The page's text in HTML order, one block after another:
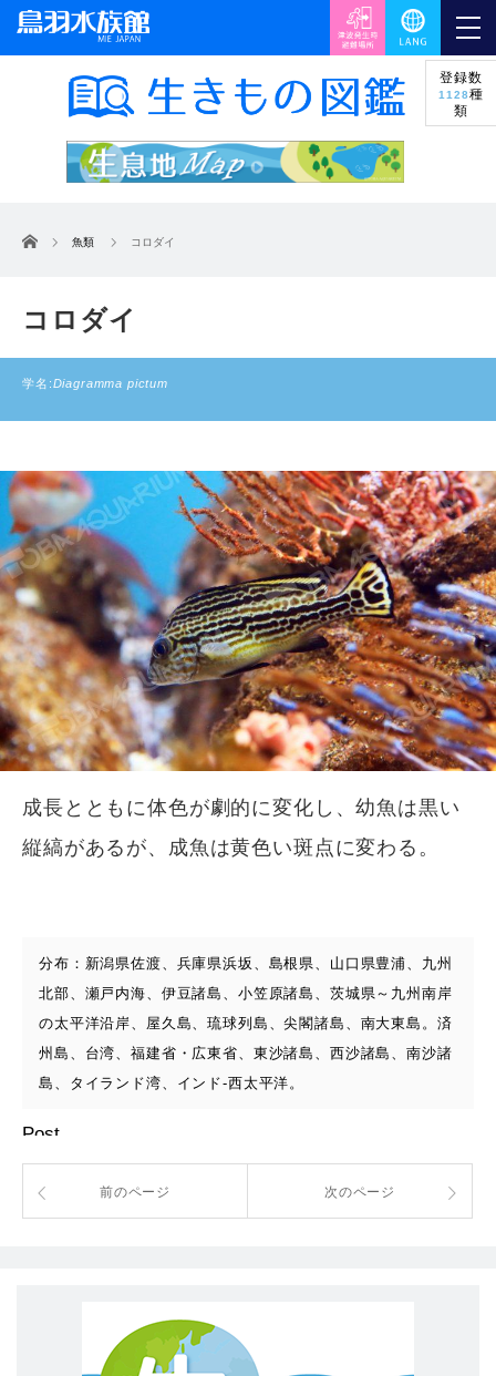
登録数
1128種
類
ホーム 魚類 コロダイ
コロダイ
学名:Diagramma pictum
成長とともに体色が劇的に変化し、幼魚は黒い
縦縞があるが、成魚は黄色い斑点に変わる。
分布：新潟県佐渡、兵庫県浜坂、島根県、山口県豊浦、九州
北部、瀬戸内海、伊豆諸島、小笠原諸島、茨城県～九州南岸
の太平洋沿岸、屋久島、琉球列島、尖閣諸島、南大東島。済
州島、台湾、福建省・広東省、東沙諸島、西沙諸島、南沙諸
島、タイランド湾、インド-西太平洋。
Post
前のページ 次のページ